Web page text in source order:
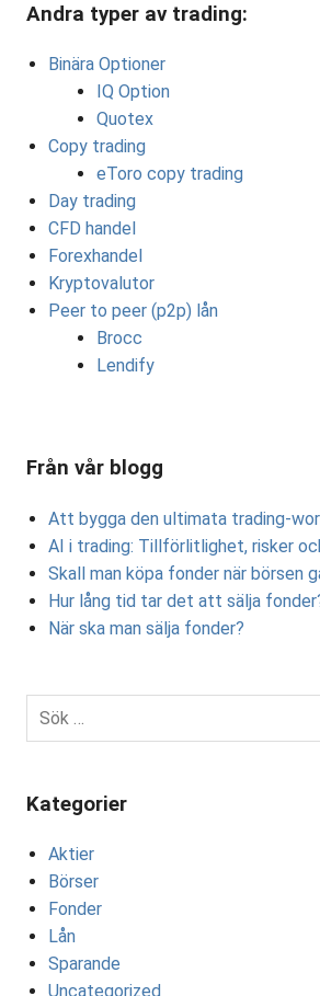
Andra typer av trading:
Binära Optioner
IQ Option
Quotex
Copy trading
eToro copy trading
Day trading
CFD handel
Forexhandel
Kryptovalutor
Peer to peer (p2p) lån
Brocc
Lendify
Från vår blogg
Att bygga den ultimata trading-
AI i trading: Tillförlitlighet, risker
Skall man köpa fonder när börsen
Hur lång tid tar det att sälja
När ska man sälja fonder?
Kategorier
Aktier
Börser
Fonder
Lån
Sparande
Uncategorized